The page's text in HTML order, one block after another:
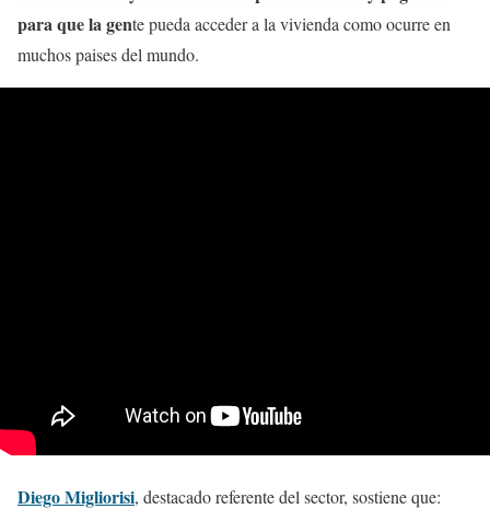
para que la gente pueda acceder a la vivienda como ocurre en
muchos paises del mundo.
Diego Migliorisi, destacado referente del sector, sostiene que: